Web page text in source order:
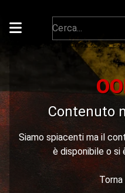
Contenuto
Siamo spiacenti ma il
è disponibile o si
Torna